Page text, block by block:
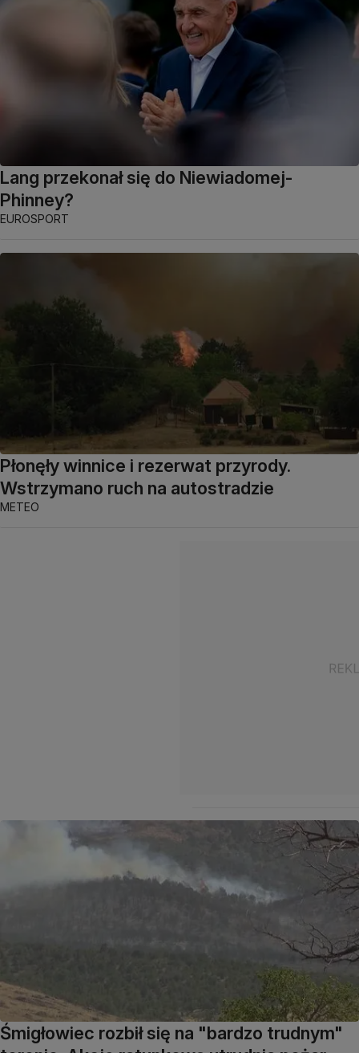
Lang przekonał się do Niewiadomej-
Phinney?
EUROSPORT
Płonęły winnice i rezerwat przyrody.
Wstrzymano ruch na autostradzie
METEO
Śmigłowiec rozbił się na "bardzo trudnym"